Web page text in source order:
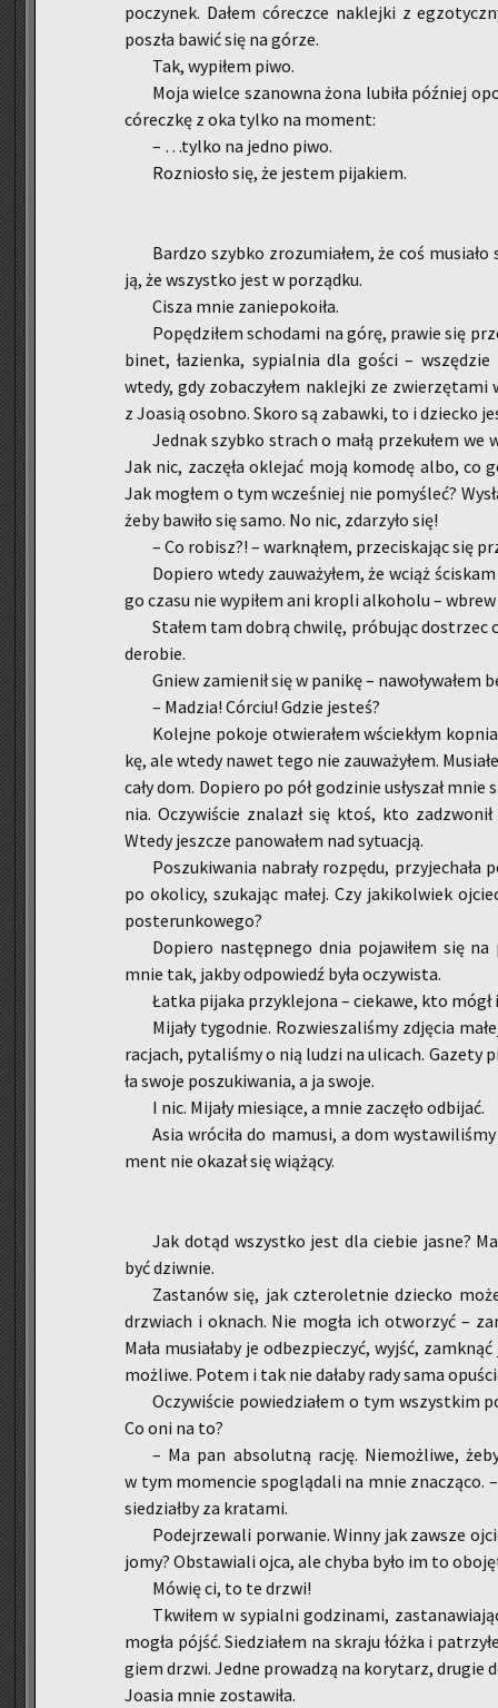
po­czy­nek. Dałem có­recz­ce na­klej­ki z
po­szła bawić się na górze.
Tak, wy­pi­łem piwo.
Moja wiel­ce sza­now­na żona lu­bi­ła póź­niej
có­recz­kę z oka tylko na mo­ment:
– …tylko na jedno piwo.
Roz­nio­sło się, że je­stem pi­ja­kiem.
Bar­dzo szyb­ko zro­zu­mia­łem, że coś
ją, że wszyst­ko jest w po­rząd­ku.
Cisza mnie za­nie­po­ko­iła.
Po­pę­dzi­łem scho­da­mi na górę, pra­wie się
bi­net, ła­zien­ka, sy­pial­nia dla gości –
wtedy, gdy zo­ba­czy­łem na­klej­ki ze
z Jo­asią osob­no. Skoro są za­baw­ki, to i dziec­ko
Jed­nak szyb­ko strach o małą prze­ku­łem we
Jak nic, za­czę­ła okle­jać moją ko­mo­dę albo, co
Jak mo­głem o tym wcze­śniej nie po­my­śleć?
żeby ba­wi­ło się samo. No nic, zda­rzy­ło się!
– Co ro­bisz?! – wark­ną­łem, prze­ci­ska­jąc się
Do­pie­ro wtedy za­uwa­ży­łem, że wciąż
go czasu nie wy­pi­łem ani kro­pli al­ko­ho­lu –
Sta­łem tam dobrą chwi­lę, pró­bu­jąc do­strzec
de­ro­bie.
Gniew za­mie­nił się w pa­ni­kę – na­wo­ły­wa­łem
– Ma­dzia! Cór­ciu! Gdzie je­steś?
Ko­lej­ne po­ko­je otwie­ra­łem wście­kłym
kę, ale wtedy nawet tego nie za­uwa­ży­łem.
cały dom. Do­pie­ro po pół go­dzi­nie usły­szał
nia. Oczy­wi­ście zna­lazł się ktoś, kto
Wtedy jesz­cze pa­no­wa­łem nad sy­tu­acją.
Po­szu­ki­wa­nia na­bra­ły roz­pę­du,
po oko­li­cy, szu­ka­jąc małej. Czy ja­ki­kol­wiek
po­ste­run­ko­we­go?
Do­pie­ro na­stęp­ne­go dnia po­ja­wi­łem się
mnie tak, jakby od­po­wiedź była oczy­wi­sta.
Łatka pi­ja­ka przy­kle­jo­na – cie­ka­we, kto mógł
Mi­ja­ły ty­go­dnie. Roz­wie­sza­li­śmy zdję­cia
ra­cjach, py­ta­li­śmy o nią ludzi na uli­cach. Ga­ze­ty
ła swoje po­szu­ki­wa­nia, a ja swoje.
I nic. Mi­ja­ły mie­sią­ce, a mnie za­czę­ło od­bi­jać.
Asia wró­ci­ła do ma­mu­si, a dom
ment nie oka­zał się wią­żą­cy.
Jak dotąd wszyst­ko jest dla cie­bie jasne?
być dziw­nie.
Za­sta­nów się, jak czte­ro­let­nie dziec­ko
drzwiach i oknach. Nie mogła ich otwo­rzyć –
Mała mu­sia­ła­by je od­bez­pie­czyć, wyjść,
moż­li­we. Potem i tak nie da­ła­by rady sama
Oczy­wi­ście po­wie­dzia­łem o tym wszyst­kim
Co oni na to?
– Ma pan ab­so­lut­ną rację. Nie­moż­li­we,
w tym mo­men­cie spo­glą­da­li na mnie zna­czą­co.
sie­dział­by za kra­ta­mi.
Po­dej­rze­wa­li po­rwa­nie. Winny jak za­wsze
jo­my? Ob­sta­wia­li ojca, ale chyba było im to
Mówię ci, to te drzwi!
Tkwi­łem w sy­pial­ni go­dzi­na­mi,
mogła pójść. Sie­dzia­łem na skra­ju łóżka i
giem drzwi. Jedne pro­wa­dzą na ko­ry­tarz, dru­gie
Jo­asia mnie zo­sta­wi­ła.